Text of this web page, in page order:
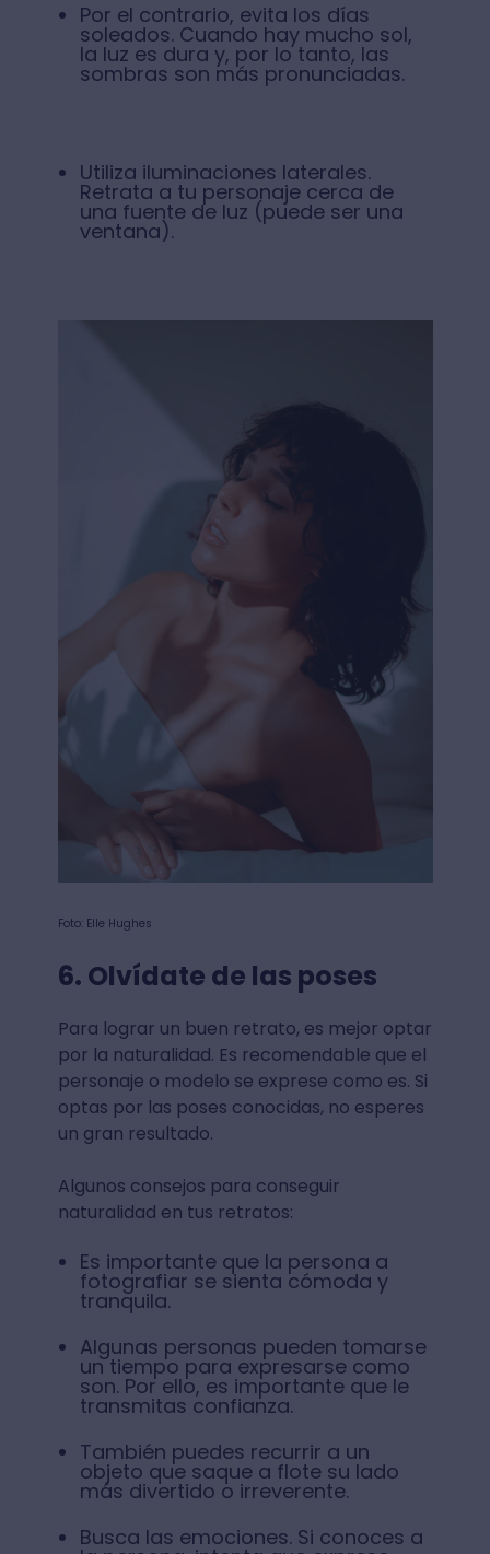
Por el contrario, evita los días
soleados. Cuando hay mucho sol,
la luz es dura y, por lo tanto, las
sombras son más pronunciadas.
Utiliza iluminaciones laterales.
Retrata a tu personaje cerca de
una fuente de luz (puede ser una
ventana).
Foto: Elle Hughes
6. Olvídate de las poses
Para lograr un buen retrato, es mejor optar
por la naturalidad. Es recomendable que el
personaje o modelo se exprese como es. Si
optas por las poses conocidas, no esperes
un gran resultado.
Algunos consejos para conseguir
naturalidad en tus retratos:
Es importante que la persona a
fotografiar se sienta cómoda y
tranquila.
Algunas personas pueden tomarse
un tiempo para expresarse como
son. Por ello, es importante que le
transmitas confianza.
También puedes recurrir a un
objeto que saque a flote su lado
más divertido o irreverente.
Busca las emociones. Si conoces a